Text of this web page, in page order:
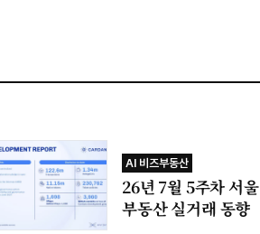
AI 비즈부동산
26년 7월 5주차 서울
부동산 실거래 동향